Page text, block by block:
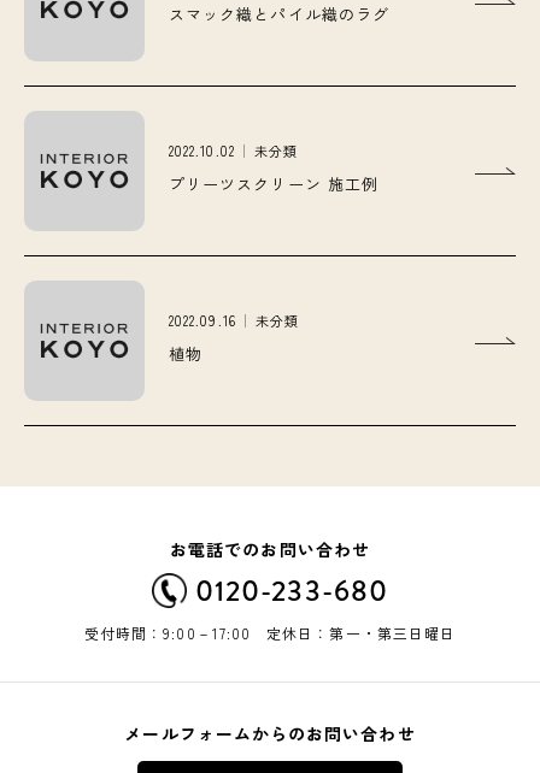
スマック織とパイル織のラグ
2022.10.02 未分類
プリーツスクリーン 施工例
2022.09.16 未分類
植物
お電話でのお問い合わせ
0120-233-680
受付時間：9:00－17:00 定休日：第一・第三日曜日
メールフォームからのお問い合わせ